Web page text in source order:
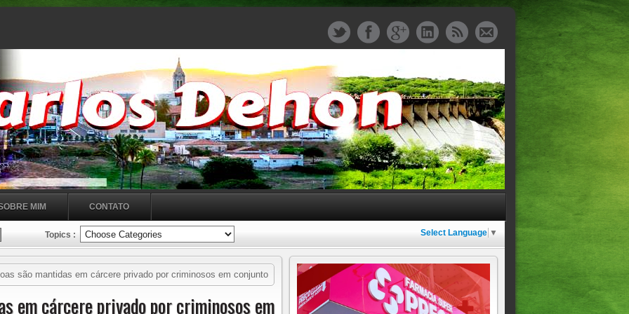
MIM CONTATO
Topics : Select Language ▼
são mantidas em cárcere privado por criminosos em conjunto
em cárcere privado por criminosos em